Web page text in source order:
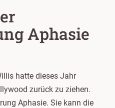
Aphasie
hatte dieses Jahr
zurück zu ziehen.
Aphasie. Sie kann die